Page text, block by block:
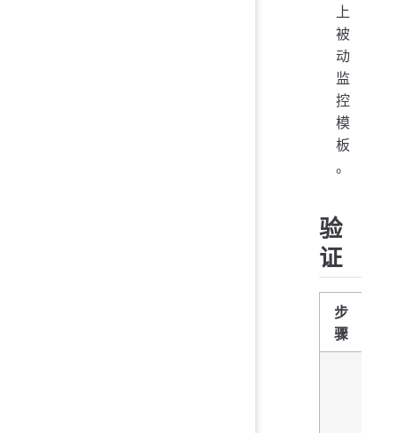
上
被
动
监
控
模
板
。
验
证
步
骤